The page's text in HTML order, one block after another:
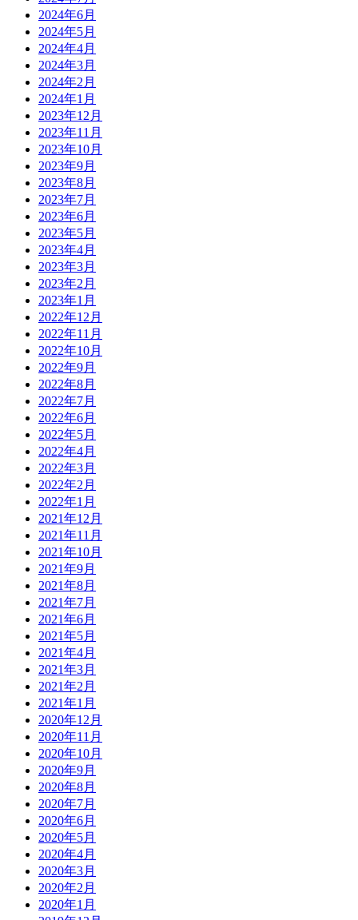
2024年6月
2024年5月
2024年4月
2024年3月
2024年2月
2024年1月
2023年12月
2023年11月
2023年10月
2023年9月
2023年8月
2023年7月
2023年6月
2023年5月
2023年4月
2023年3月
2023年2月
2023年1月
2022年12月
2022年11月
2022年10月
2022年9月
2022年8月
2022年7月
2022年6月
2022年5月
2022年4月
2022年3月
2022年2月
2022年1月
2021年12月
2021年11月
2021年10月
2021年9月
2021年8月
2021年7月
2021年6月
2021年5月
2021年4月
2021年3月
2021年2月
2021年1月
2020年12月
2020年11月
2020年10月
2020年9月
2020年8月
2020年7月
2020年6月
2020年5月
2020年4月
2020年3月
2020年2月
2020年1月